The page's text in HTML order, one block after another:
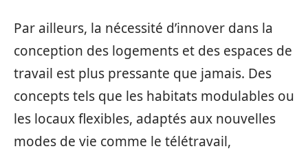
Par ailleurs, la nécessité d’innover dans la
conception des logements et des espaces de
travail est plus pressante que jamais. Des
concepts tels que les habitats modulables ou
les locaux flexibles, adaptés aux nouvelles
modes de vie comme le télétravail,